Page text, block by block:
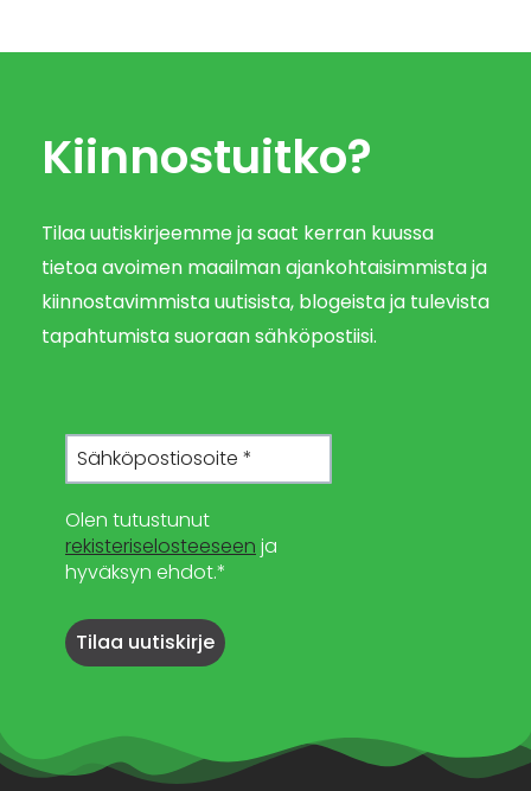
Kiinnostuitko?
Tilaa uutiskirjeemme ja saat kerran kuussa
tietoa avoimen maailman ajankohtaisimmista ja
kiinnostavimmista uutisista, blogeista ja tulevista
tapahtumista suoraan sähköpostiisi.
Olen tutustunut
rekisteriselosteeseen ja
hyväksyn ehdot.*